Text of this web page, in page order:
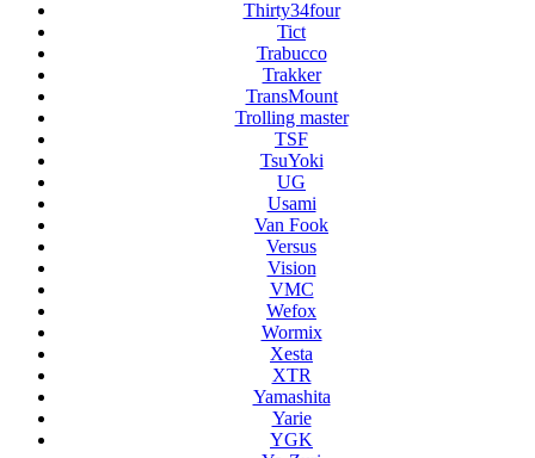
Thirty34four
Tict
Trabucco
Trakker
TransMount
Trolling master
TSF
TsuYoki
UG
Usami
Van Fook
Versus
Vision
VMC
Wefox
Wormix
Xesta
XTR
Yamashita
Yarie
YGK